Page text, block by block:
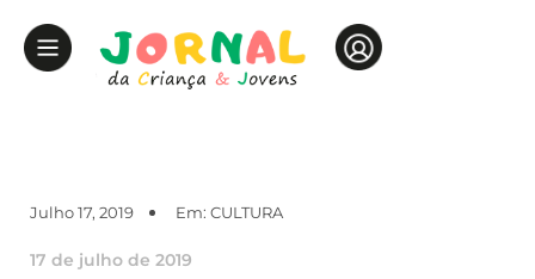
Julho 17, 2019 Em: CULTURA
17 de julho de 2019